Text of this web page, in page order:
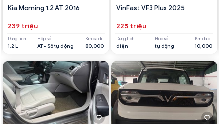
Kia Morning 1.2 AT 2016
239 triệu
Dung tích
1.2 L
Hộp số
AT - Số tự động
Km đã đi
80,000
VinFast VF3 Plus 2025
225 triệu
Dung tích
điện
Hộp số
tự động
Km đã đi
10,000